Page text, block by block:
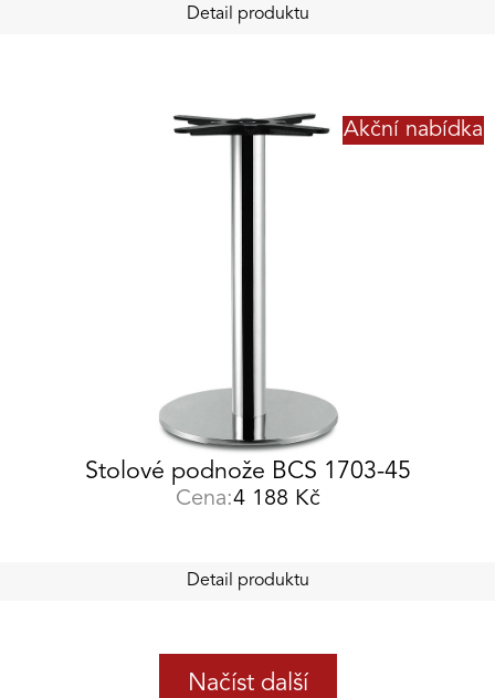
Detail produktu
Akční nabídka
Stolové podnože BCS 1703-45
Cena:4 188 Kč
Detail produktu
Načíst další